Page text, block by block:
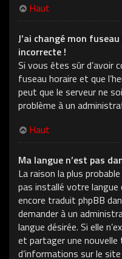
Haut
J’ai changé mon
incorrecte !
Si vous êtes sûr d’avoir
fuseau horaire et que
peut que le serveur ne
problème à un
Haut
Ma langue n’est pas
La raison la plus
pas installé votre langue
encore traduit phpBB
demander à un
langue désirée. Si elle
et partager une
d’informations sur le